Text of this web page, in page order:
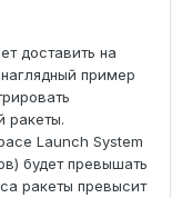
доставить на
пример
ракеты.
Launch System
будет превышать
ракеты превысит